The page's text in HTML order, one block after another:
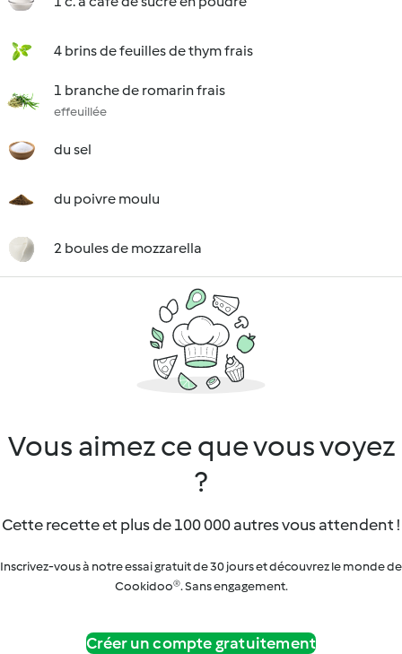
4 brins de feuilles de thym frais
1 branche de romarin frais
effeuillée
du sel
du poivre moulu
2 boules de mozzarella
Vous aimez ce que vous voyez
?
Cette recette et plus de 100 000 autres vous attendent !
Inscrivez-vous à notre essai gratuit de 30 jours et découvrez le monde de
Cookidoo®. Sans engagement.
Créer un compte gratuitement